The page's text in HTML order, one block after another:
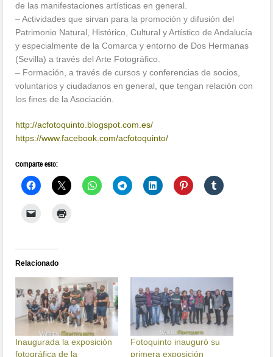
de las manifestaciones artísticas en general.
– Actividades que sirvan para la promoción y difusión del
Patrimonio Natural, Histórico, Cultural y Artístico de Andalucía
y especialmente de la Comarca y entorno de Dos Hermanas
(Sevilla) a través del Arte Fotográfico.
– Formación, a través de cursos y conferencias de socios,
voluntarios y ciudadanos en general, que tengan relación con
los fines de la Asociación.
http://acfotoquinto.blogspot.com.es/
https://www.facebook.com/acfotoquinto/
Comparte esto:
Relacionado
Inaugurada la exposición
fotográfica de la
Fotoquinto inauguró su
primera exposición